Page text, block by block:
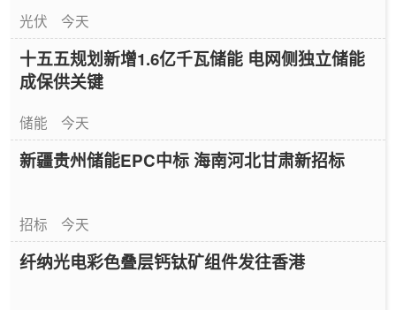
光伏 今天
十五五规划新增1.6亿千瓦储能 电网侧独立储能
成保供关键
储能 今天
新疆贵州储能EPC中标 海南河北甘肃新招标
招标 今天
纤纳光电彩色叠层钙钛矿组件发往香港